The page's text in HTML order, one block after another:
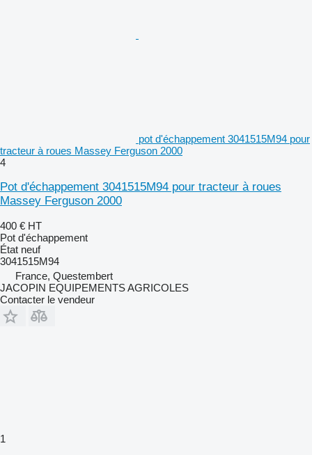
pot d'échappement 3041515M94 pour
tracteur à roues Massey Ferguson 2000
4
Pot d'échappement 3041515M94 pour tracteur à roues
Massey Ferguson 2000
400 € HT
Pot d'échappement
État neuf
3041515M94
France, Questembert
JACOPIN EQUIPEMENTS AGRICOLES
Contacter le vendeur
1